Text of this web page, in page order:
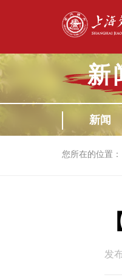
新
新闻
您所在的位置：
发